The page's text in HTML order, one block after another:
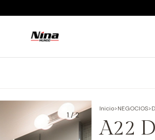
1 /2
Inicio>NEGOCIOS>
A22